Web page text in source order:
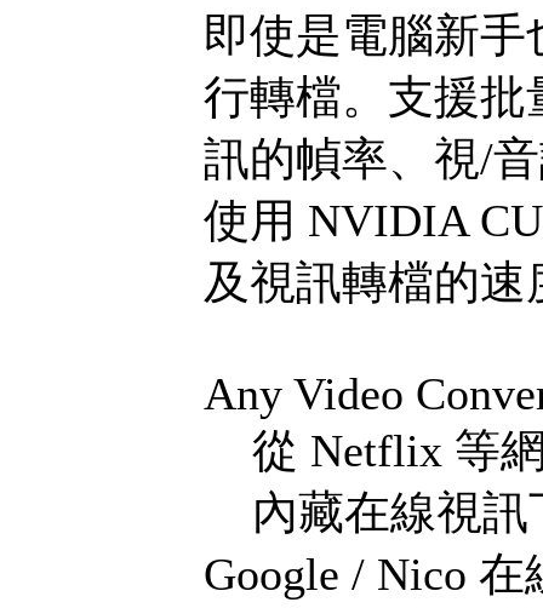
即使是電腦新
行轉檔。支援
訊的幀率、視/
使用 NVIDIA
及視訊轉檔的速
Any Video
從 Netflix 等
內藏在線視訊
Google / Nico 在